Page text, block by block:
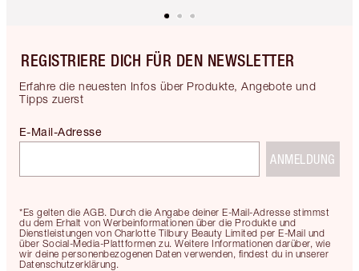
REGISTRIERE DICH FÜR DEN NEWSLETTER
Erfahre die neuesten Infos über Produkte, Angebote und
Tipps zuerst
*Es gelten die AGB. Durch die Angabe deiner E-Mail-Adresse stimmst
du dem Erhalt von Werbeinformationen über die Produkte und
Dienstleistungen von Charlotte Tilbury Beauty Limited per E-Mail und
über Social-Media-Plattformen zu. Weitere Informationen darüber, wie
wir deine personenbezogenen Daten verwenden, findest du in unserer
Datenschutzerklärung.
E-Mail-Adresse
ANMELDUNG